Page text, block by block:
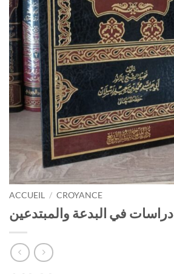
ACCUEIL / CROYANCE
دراسات في البدعة والمبتدعين